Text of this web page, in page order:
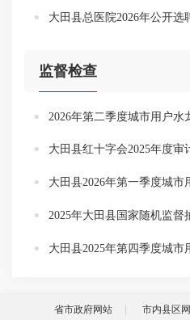
监督检查
2026年第二季度城市用户水
大田县红十字会2025年度审
大田县2026年第一季度城
2025年大田县国家随机监督
大田县2025年第四季度城
省市政府网站 市内县区